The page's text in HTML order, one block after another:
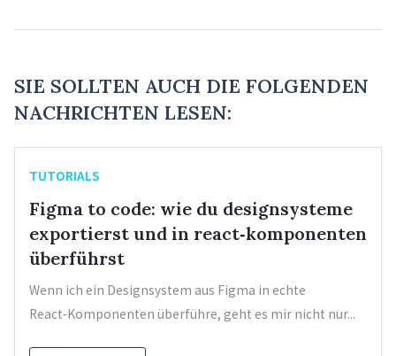
SIE SOLLTEN AUCH DIE FOLGENDEN
NACHRICHTEN LESEN:
TUTORIALS
Figma to code: wie du designsysteme
exportierst und in react‑komponenten
überführst
Wenn ich ein Designsystem aus Figma in echte
React‑Komponenten überführe, geht es mir nicht nur...